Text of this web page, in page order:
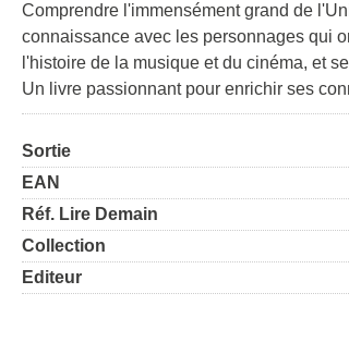
Comprendre l'immensément grand de
connaissance avec les personnages qui
l'histoire de la musique et du cinéma, et
Un livre passionnant pour enrichir ses
Sortie
EAN
Réf. Lire Demain
Collection
Editeur